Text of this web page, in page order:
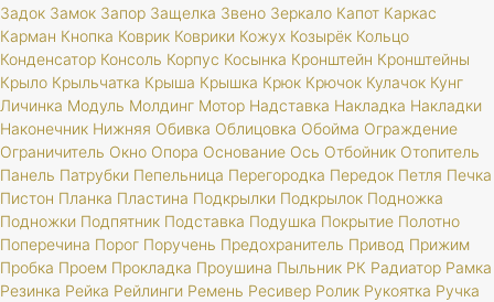
Задок Замок Запор Защелка Звено Зеркало Капот Каркас
Карман Кнопка Коврик Коврики Кожух Козырёк Кольцо
Конденсатор Консоль Корпус Косынка Кронштейн Кронштейны
Крыло Крыльчатка Крыша Крышка Крюк Крючок Кулачок Кунг
Личинка Модуль Молдинг Мотор Надставка Накладка Накладки
Наконечник Нижняя Обивка Облицовка Обойма Ограждение
Ограничитель Окно Опора Основание Ось Отбойник Отопитель
Панель Патрубки Пепельница Перегородка Передок Петля Печка
Пистон Планка Пластина Подкрылки Подкрылок Подножка
Подножки Подпятник Подставка Подушка Покрытие Полотно
Поперечина Порог Поручень Предохранитель Привод Прижим
Пробка Проем Прокладка Проушина Пыльник РК Радиатор Рамка
Резинка Рейка Рейлинги Ремень Ресивер Ролик Рукоятка Ручка